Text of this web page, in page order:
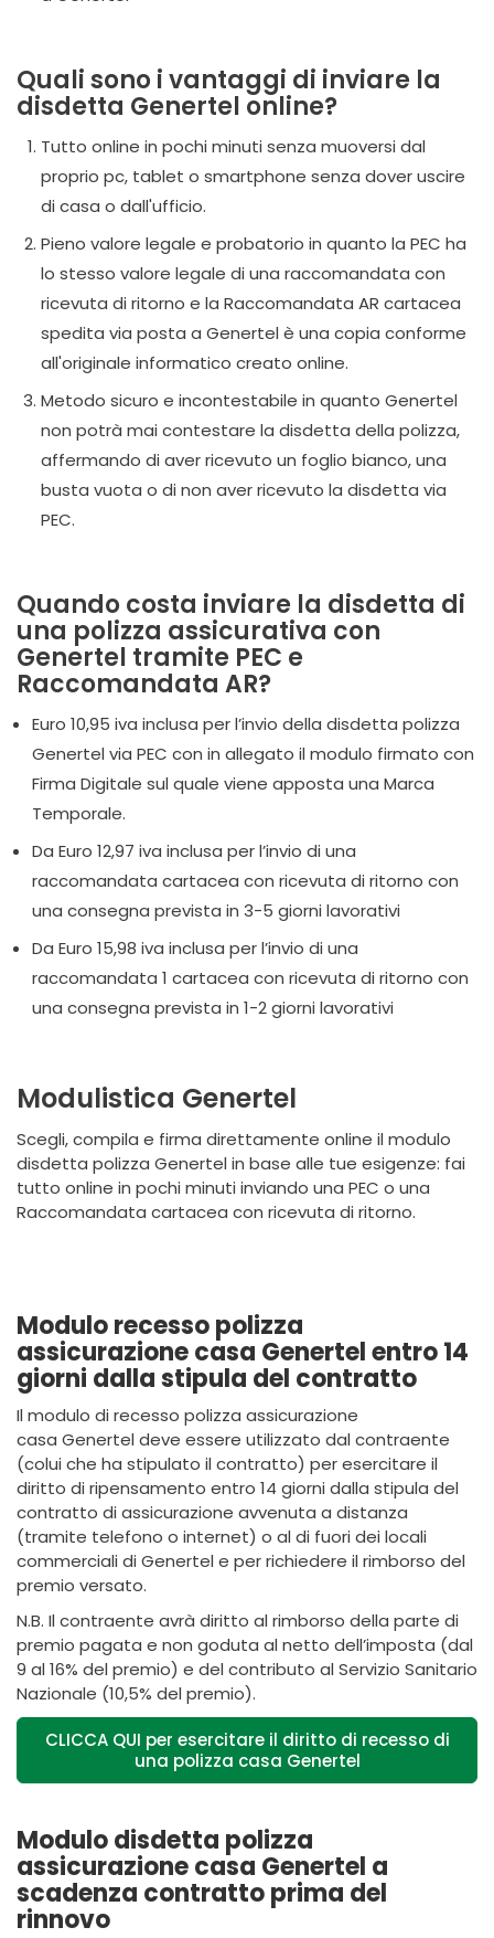
Quali sono i vantaggi di inviare la
disdetta Genertel online?
Tutto online in pochi minuti senza muoversi dal
proprio pc, tablet o smartphone senza dover uscire
di casa o dall'ufficio.
Pieno valore legale e probatorio in quanto la PEC ha
lo stesso valore legale di una raccomandata con
ricevuta di ritorno e la Raccomandata AR cartacea
spedita via posta a Genertel è una copia conforme
all'originale informatico creato online.
Metodo sicuro e incontestabile in quanto Genertel
non potrà mai contestare la disdetta della polizza,
affermando di aver ricevuto un foglio bianco, una
busta vuota o di non aver ricevuto la disdetta via
PEC.
Quando costa inviare la disdetta di
una polizza assicurativa con
Genertel tramite PEC e
Raccomandata AR?
Euro 10,95 iva inclusa per l’invio della disdetta polizza
Genertel via PEC con in allegato il modulo firmato con
Firma Digitale sul quale viene apposta una Marca
Temporale.
Da Euro 12,97 iva inclusa per l’invio di una
raccomandata cartacea con ricevuta di ritorno con
una consegna prevista in 3-5 giorni lavorativi
Da Euro 15,98 iva inclusa per l’invio di una
raccomandata 1 cartacea con ricevuta di ritorno con
una consegna prevista in 1-2 giorni lavorativi
Modulistica Genertel
Scegli, compila e firma direttamente online il modulo
disdetta polizza Genertel in base alle tue esigenze: fai
tutto online in pochi minuti inviando una PEC o una
Raccomandata cartacea con ricevuta di ritorno.
Modulo recesso polizza
assicurazione casa Genertel entro 14
giorni dalla stipula del contratto
Il modulo di recesso polizza assicurazione
casa Genertel deve essere utilizzato dal contraente
(colui che ha stipulato il contratto) per esercitare il
diritto di ripensamento entro 14 giorni dalla stipula del
contratto di assicurazione avvenuta a distanza
(tramite telefono o internet) o al di fuori dei locali
commerciali di Genertel e per richiedere il rimborso del
premio versato.
N.B. Il contraente avrà diritto al rimborso della parte di
premio pagata e non goduta al netto dell’imposta (dal
9 al 16% del premio) e del contributo al Servizio Sanitario
Nazionale (10,5% del premio).
CLICCA QUI per esercitare il diritto di recesso di
una polizza casa Genertel
Modulo disdetta polizza
assicurazione casa Genertel a
scadenza contratto prima del
rinnovo